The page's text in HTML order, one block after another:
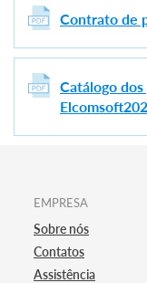
Contrato de
Catálogo
EMPRESA
Sobre nós
Contatos
Assistência